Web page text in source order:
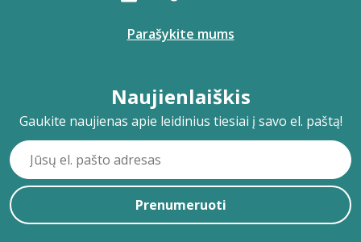
Parašykite mums
Naujienlaiškis
Gaukite naujienas apie leidinius tiesiai į savo el. paštą!
Prenumeruoti